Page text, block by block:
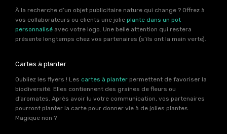
À la recherche d’un objet publicitaire nature qui change ? Offrez à
vos collaborateurs ou clients une jolie plante dans un pot
personnalisé avec votre logo. Une belle attention qui restera
présente longtemps chez vos partenaires (s’ils ont la main verte).
Cartes à planter
Oubliez les flyers ! Les cartes à planter permettent de favoriser la
biodiversité. Elles contiennent des graines de fleurs ou
d’aromates. Après avoir lu votre communication, vos partenaires
pourront planter la carte pour donner vie à de jolies plantes.
Magique non ?